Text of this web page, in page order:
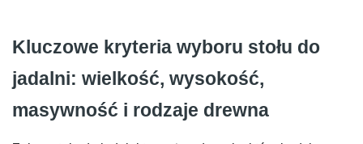
Kluczowe kryteria wyboru stołu do
jadalni: wielkość, wysokość,
masywność i rodzaje drewna